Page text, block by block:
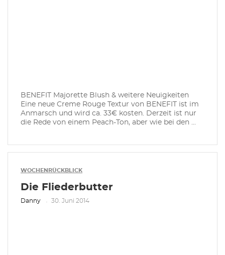
BENEFIT Majorette Blush & weitere Neuigkeiten
Eine neue Creme Rouge Textur von BENEFIT ist im
Anmarsch und wird ca. 33€ kosten. Derzeit ist nur
die Rede von einem Peach-Ton, aber wie bei den ...
WOCHENRÜCKBLICK
Die Fliederbutter
Danny 30. Juni 2014